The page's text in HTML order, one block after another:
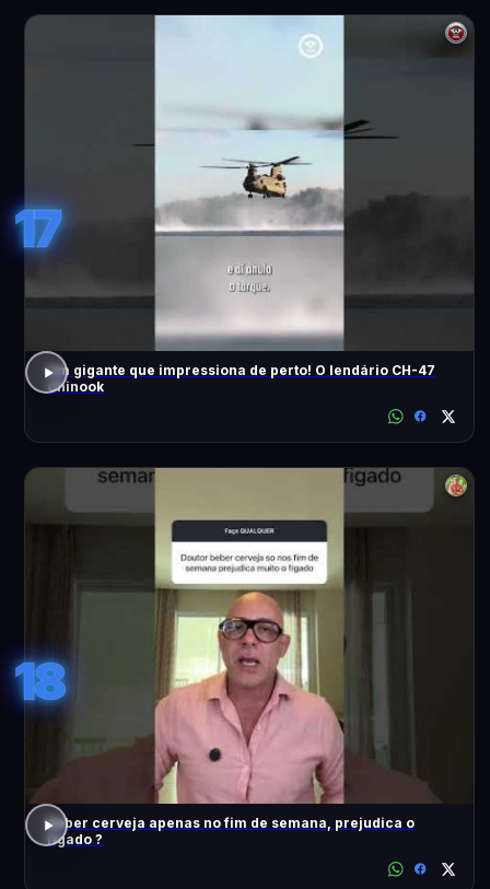
17
Um gigante que impressiona de perto! O lendário CH-47
Chinook
18
Beber cerveja apenas no fim de semana, prejudica o
fígado ?